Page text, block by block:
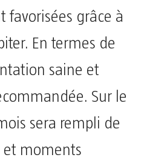
favorisées grâce à
En termes de
saine et
Sur le
sera rempli de
et moments